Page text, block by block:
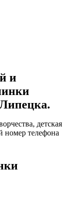
и
Липецка.
детская
номер телефона